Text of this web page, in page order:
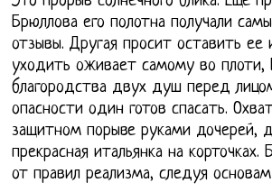
Брюллова его полотна получали
отзывы. Другая просит оставить ее
уходить оживает самому во плоти,
благородства двух душ перед
опасности один готов спасать.
защитном порыве руками дочерей,
прекрасная итальянка на
от правил реализма, следуя